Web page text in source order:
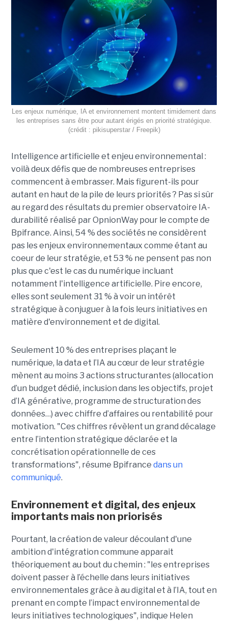
Les enjeux numérique, IA et environnement montent timidement dans
les entreprises sans être pour autant érigés en priorité stratégique.
(crédit : pikisuperstar / Freepik)
Intelligence artificielle et enjeu environnemental :
voilà deux défis que de nombreuses entreprises
commencent à embrasser. Mais figurent-ils pour
autant en haut de la pile de leurs priorités ? Pas si sûr
au regard des résultats du premier observatoire IA-
durabilité réalisé par OpnionWay pour le compte de
Bpifrance. Ainsi, 54 % des sociétés ne considèrent
pas les enjeux environnementaux comme étant au
coeur de leur stratégie, et 53 % ne pensent pas non
plus que c'est le cas du numérique incluant
notamment l'intelligence artificielle. Pire encore,
elles sont seulement 31 % à voir un intérêt
stratégique à conjuguer à la fois leurs initiatives en
matière d'environnement et de digital.
Seulement 10 % des entreprises plaçant le
numérique, la data et l’IA au cœur de leur stratégie
mènent au moins 3 actions structurantes (allocation
d’un budget dédié, inclusion dans les objectifs, projet
d’IA générative, programme de structuration des
données…) avec chiffre d’affaires ou rentabilité pour
motivation. "Ces chiffres révèlent un grand décalage
entre l’intention stratégique déclarée et la
concrétisation opérationnelle de ces
transformations", résume Bpifrance dans un
communiqué.
Environnement et digital, des enjeux
importants mais non priorisés
Pourtant, la création de valeur découlant d'une
ambition d'intégration commune apparait
théoriquement au bout du chemin : "les entreprises
doivent passer à l’échelle dans leurs initiatives
environnementales grâce à au digital et à l’IA, tout en
prenant en compte l’impact environnemental de
leurs initiatives technologiques", indique Helen